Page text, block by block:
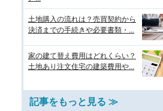
土地購入の流れは？売買契約から
決済までの手続きや必要書類・...
家の建て替え費用はどれくらい？
土地あり注文住宅の建築費用や...
記事をもっと見る ≫